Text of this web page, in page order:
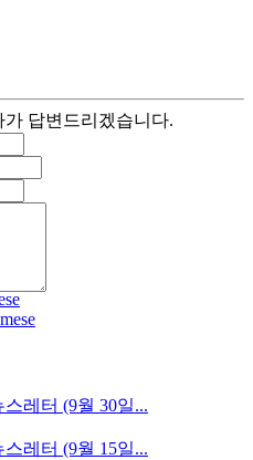
답변드리겠습니다.
레터 (9월 30일...
레터 (9월 15일...